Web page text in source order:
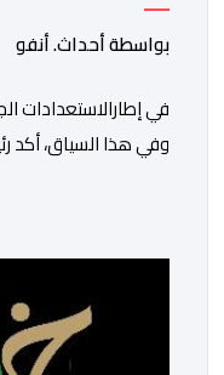
بواسطة أحداث. أنفو
في إطارالاستعدادات
وفي هذا السياق، أكد
ولم تخل هذه الدورة
وتبرز هذه الأرقام
ومن المرتقب أن تعرف
واسعا،في ظل الشغف